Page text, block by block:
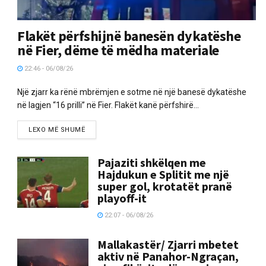
Flakët përfshijnë banesën dykatëshe
në Fier, dëme të mëdha materiale
22:46 - 06/08/26
Një zjarr ka rënë mbrëmjen e sotme në një banesë dykatëshe
në lagjen “16 prilli” në Fier. Flakët kanë përfshirë...
LEXO MË SHUMË
Pajaziti shkëlqen me
Hajdukun e Splitit me një
super gol, krotatët pranë
playoff-it
22:07 - 06/08/26
Mallakastër/ Zjarri mbetet
aktiv në Panahor-Ngraçan,